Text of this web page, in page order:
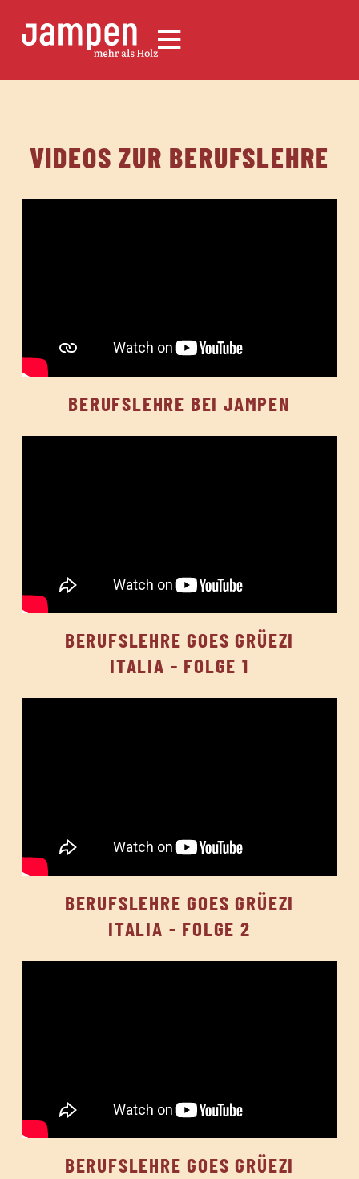
VIDEOS ZUR BERUFSLEHRE
BERUFSLEHRE BEI JAMPEN
BERUFSLEHRE GOES GRÜEZI
ITALIA - FOLGE 1
BERUFSLEHRE GOES GRÜEZI
ITALIA - FOLGE 2
BERUFSLEHRE GOES GRÜEZI